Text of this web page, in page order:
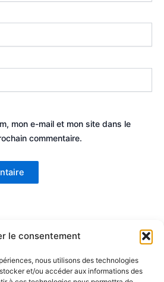
le consentement
nous utilisons des technologies
et/ou accéder aux informations des
mon e-mail et mon site dans le
commentaire.